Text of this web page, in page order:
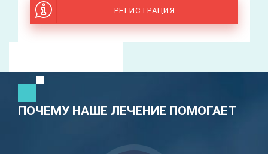
РЕГИСТРАЦИЯ
ПОЧЕМУ НАШЕ ЛЕЧЕНИЕ ПОМОГАЕТ